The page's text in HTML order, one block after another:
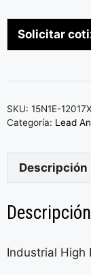
Solicitar
SKU: 15N1E-
Categoría: Lead
Descripción
Descripción
Industrial High